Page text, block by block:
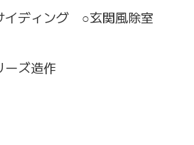
ディング ○玄関風除室
ーズ造作